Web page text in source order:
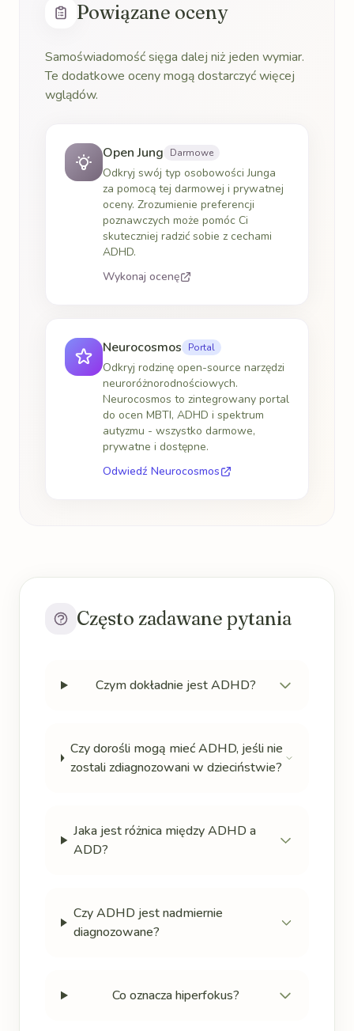
Powiązane oceny
Samoświadomość sięga dalej niż jeden wymiar.
Te dodatkowe oceny mogą dostarczyć więcej
wglądów.
Open Jung Darmowe
Odkryj swój typ osobowości Junga
za pomocą tej darmowej i prywatnej
oceny. Zrozumienie preferencji
poznawczych może pomóc Ci
skuteczniej radzić sobie z cechami
ADHD.
Wykonaj ocenę
Neurocosmos Portal
Odkryj rodzinę open-source narzędzi
neuroróżnorodnościowych.
Neurocosmos to zintegrowany portal
do ocen MBTI, ADHD i spektrum
autyzmu - wszystko darmowe,
prywatne i dostępne.
Odwiedź Neurocosmos
Często zadawane pytania
Czym dokładnie jest ADHD?
Czy dorośli mogą mieć ADHD, jeśli nie
zostali zdiagnozowani w dzieciństwie?
Jaka jest różnica między ADHD a
ADD?
Czy ADHD jest nadmiernie
diagnozowane?
Co oznacza hiperfokus?